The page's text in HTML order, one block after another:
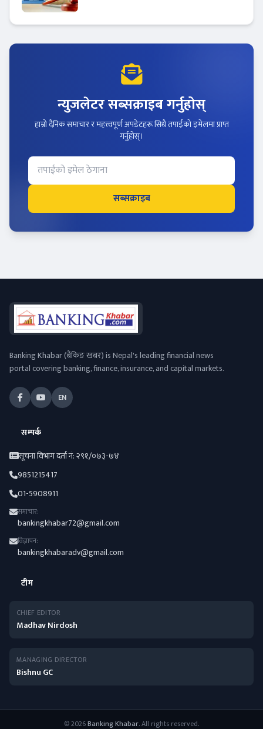
न्युजलेटर सब्सक्राइब गर्नुहोस्
हाम्रो दैनिक समाचार र महत्त्वपूर्ण अपडेटहरू सिधै तपाईंको इमेलमा प्राप्त
गर्नुहोस्।
सब्सक्राइब
Banking Khabar (बैंकिङ खबर) is Nepal's leading financial news
portal covering banking, finance, insurance, and capital markets.
EN
सम्पर्क
सूचना विभाग दर्ता नं: २९१/०७३-७४
9851215417
01-5908911
समाचार:
bankingkhabar72@gmail.com
विज्ञापन:
bankingkhabaradv@gmail.com
टीम
CHIEF EDITOR
Madhav Nirdosh
MANAGING DIRECTOR
Bishnu GC
© 2026Banking Khabar. All rights reserved.